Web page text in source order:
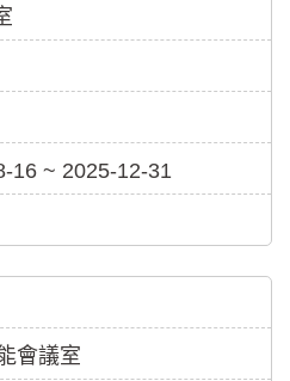
16 ~ 2025-12-31
會議室